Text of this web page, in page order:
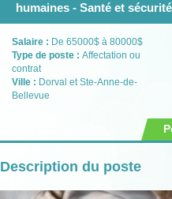
humaines - Santé et sécurité
Salaire : De 65000$ à 80000$
Type de poste : Affectation ou
contrat
Ville : Dorval et Ste-Anne-de-
Bellevue
Description du poste